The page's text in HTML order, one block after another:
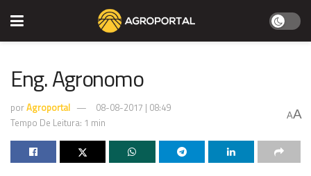
Eng. Agronomo
porAgroportal
08-08-2017 | 08:49
Tempo De Leitura: 1 min
AA